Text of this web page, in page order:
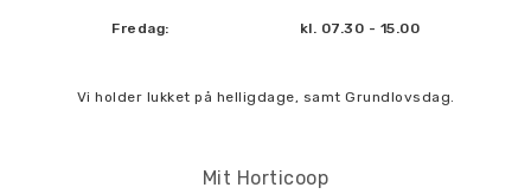
Fredag: kl. 07.30 - 15.00
Vi holder lukket på helligdage, samt Grundlovsdag.
Mit Horticoop